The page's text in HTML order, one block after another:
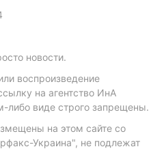
новости.
воспроизведение
на агентство ИнА
либо виде строго запрещены.
на этом сайте со
Украина", не подлежат